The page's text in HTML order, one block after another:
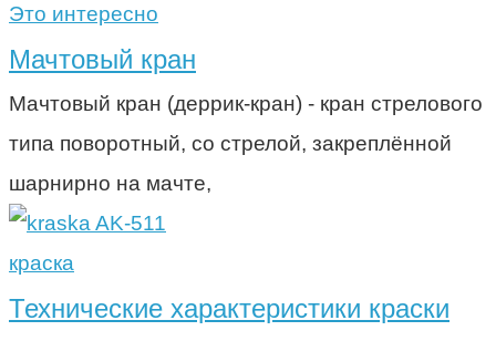
Это интересно
Мачтовый кран
Мачтовый кран (деррик-кран) - кран стрелового
типа поворотный, со стрелой, закреплённой
шарнирно на мачте,
краска
Технические характеристики краски